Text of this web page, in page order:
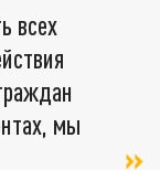
всех
мы